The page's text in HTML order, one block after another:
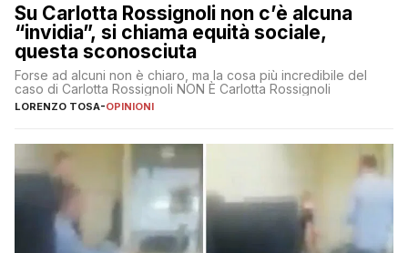
Su Carlotta Rossignoli non c’è alcuna
“invidia”, si chiama equità sociale,
questa sconosciuta
Forse ad alcuni non è chiaro, ma la cosa più incredibile del
caso di Carlotta Rossignoli NON È Carlotta Rossignoli
LORENZO TOSA-OPINIONI